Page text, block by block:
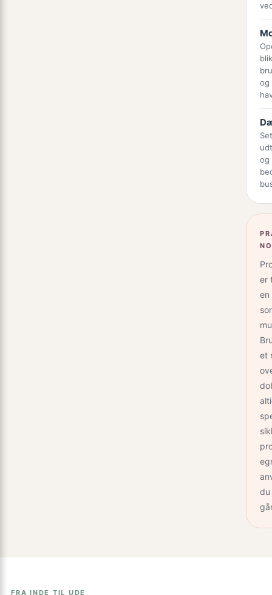
og
og
er
et
du
FRA INDE TIL UDE